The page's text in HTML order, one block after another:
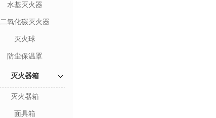
水基灭火器
二氧化碳灭火器
灭火球
防尘保温罩
灭火器箱
灭火器箱
面具箱